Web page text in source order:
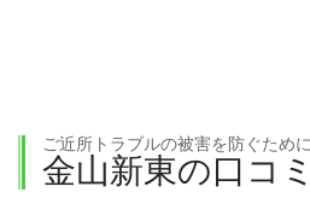
ご近所トラブルの被害を防ぐために
金山新東の口コ